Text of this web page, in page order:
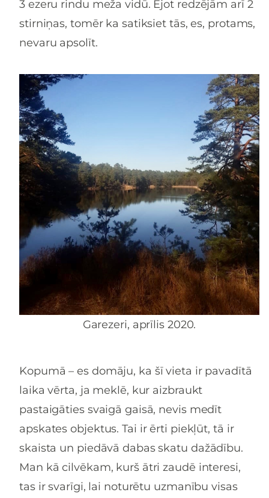
3 ezeru rindu meža vidū. Ejot redzējām arī 2
stirniņas, tomēr ka satiksiet tās, es, protams,
nevaru apsolīt.
Garezeri, aprīlis 2020.
Kopumā – es domāju, ka šī vieta ir pavadītā
laika vērta, ja meklē, kur aizbraukt
pastaigāties svaigā gaisā, nevis medīt
apskates objektus. Tai ir ērti piekļūt, tā ir
skaista un piedāvā dabas skatu dažādību.
Man kā cilvēkam, kurš ātri zaudē interesi,
tas ir svarīgi, lai noturētu uzmanību visas